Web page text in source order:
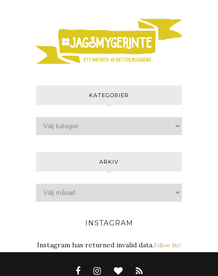
KATEGORIER
ARKIV
INSTAGRAM
Instagram has returned invalid data.Follow Me!